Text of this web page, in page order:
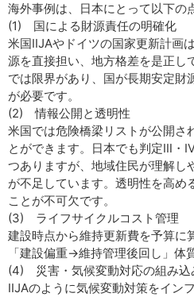
海外事例は、日本にとって以下の
(1) 国による財源責任の明確化
米国IIJAやドイツの国家更新計画
源を直接担い、地方格差を是正し
では限界があり、国が長期安定財
が必要です。
(2) 情報公開と透明性
米国では危険橋梁リストが公開さ
とができます。日本でも判定Ⅲ・
つありますが、地域住民が理解し
が不足しています。透明性を高め
ことが不可欠です。
(3) ライフサイクルコスト管理
建設時点から維持更新費を予算に
「建設偏重→維持管理後回し」体
(4) 災害・気候変動対応の組み込
IIJAのように気候変動対策をイン